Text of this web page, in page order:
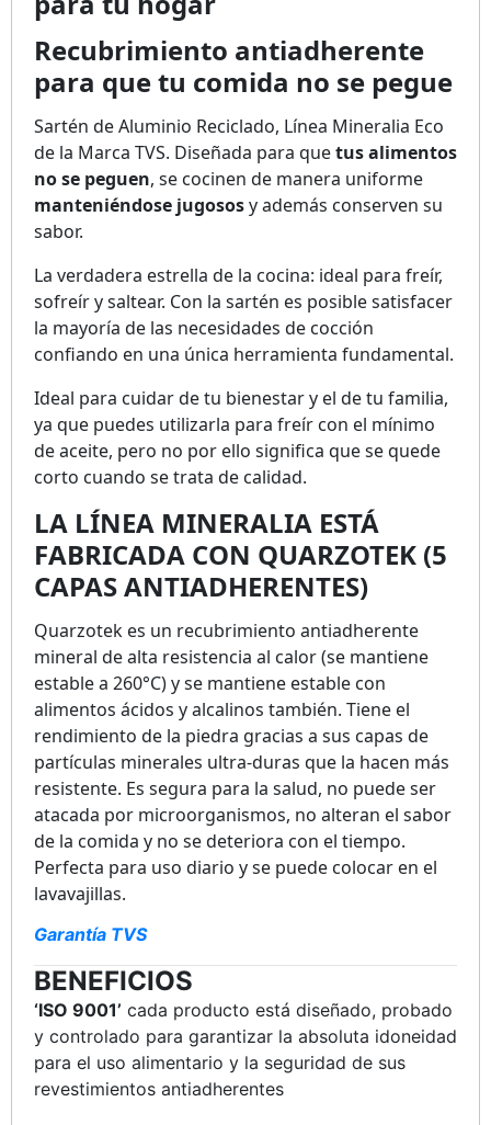
Recubrimiento antiadherente
para que tu comida no se pegue
Sartén de Aluminio Reciclado, Línea Mineralia Eco
de la Marca TVS. Diseñada para quetus alimentos
no se peguen, se cocinen de manera uniforme
manteniéndose jugososy además conserven su
sabor.
La verdadera estrella de la cocina: ideal para freír,
sofreír y saltear. Con la sartén es posible satisfacer
la mayoría de las necesidades de cocción
confiando en una única herramienta fundamental.
Ideal para cuidar de tu bienestar y el de tu familia,
ya que puedes utilizarla para freír con el mínimo
de aceite, pero no por ello significa que se quede
corto cuando se trata de calidad.
LA LÍNEA MINERALIA ESTÁ
FABRICADA CON QUARZOTEK (5
CAPAS ANTIADHERENTES)
Quarzotek es un recubrimiento antiadherente
mineral de alta resistencia al calor (se mantiene
estable a 260°C) y se mantiene estable con
alimentos ácidos y alcalinos también. Tiene el
rendimiento de la piedra gracias a sus capas de
partículas minerales ultra-duras que la hacen más
resistente. Es segura para la salud, no puede ser
atacada por microorganismos, no alteran el sabor
de la comida y no se deteriora con el tiempo.
Perfecta para uso diario y se puede colocar en el
lavavajillas.
Garantía TVS
BENEFICIOS
‘ISO 9001’ cada producto está diseñado, probado
y controlado para garantizar la absoluta idoneidad
para el uso alimentario y la seguridad de sus
revestimientos antiadherentes